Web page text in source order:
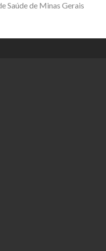
Saúde de Minas Gerais